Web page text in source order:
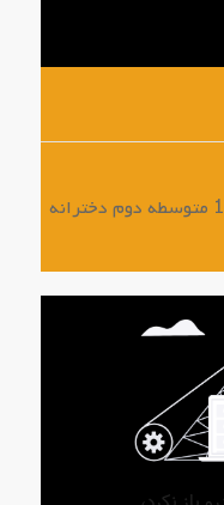
جشن آغاز سال تحصیلی 1399-1398 متوسطه دوم دخترانه